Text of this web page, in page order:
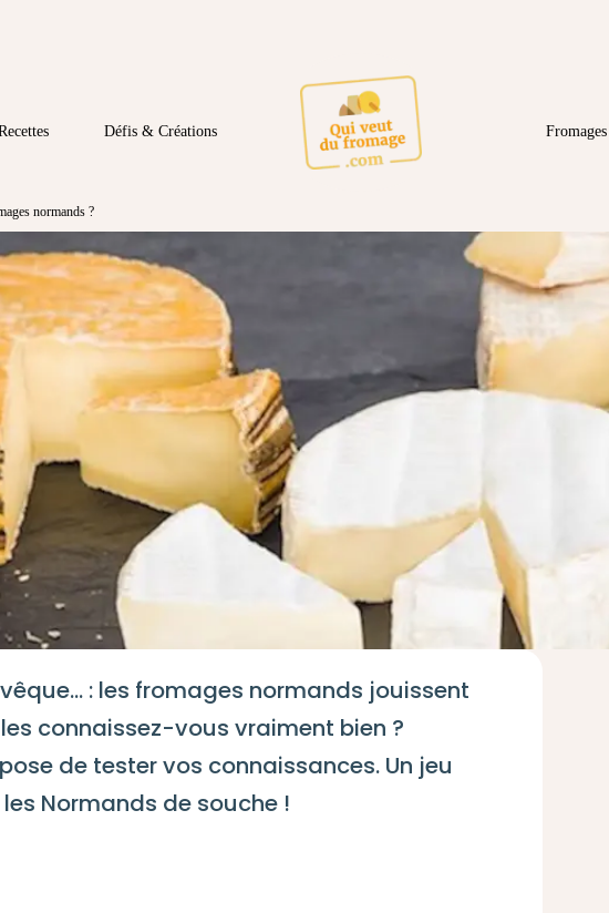
Défis & Créations
normands ?
: les fromages normands jouissent
connaissez-vous vraiment bien ?
de tester vos connaissances. Un jeu
Normands de souche !